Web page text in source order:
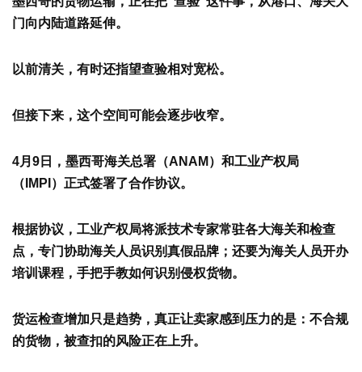
门向内陆道路延伸。
以前清关，有时还指望查验相对宽松。
但接下来，这个空间可能会逐步收窄。
4月 9 日，墨西哥海关总署（ANAM ）和工业产权局
（ IMPI ）正式签署了合作协议。
根据协议，工业产权局将派技术专家常驻各大海关和检查
点，专门协助海关人员识别真假品牌； 还要为海关人员开办
培训课程，手把手教如何识别侵权货物。
货运检查增加只是趋势，真正让卖家感到压力的是：不合规
的货物，被查扣的风险正在上升。